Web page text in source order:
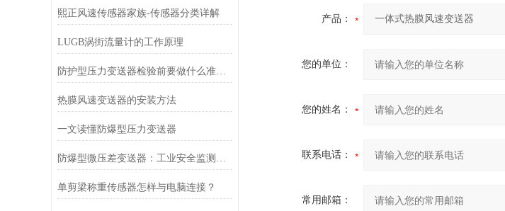
熙正风速传感器家族-传感器分类详解
LUGB涡街流量计的工作原理
防护型压力变送器检验前要做什么准备？
热膜风速变送器的安装方法
一文读懂防爆型压力变送器
防爆型微压差变送器：工业安全监测的坚实后盾
单剪梁称重传感器怎样与电脑连接？
产品：
您的单位：
您的姓名：
联系电话：
常用邮箱：